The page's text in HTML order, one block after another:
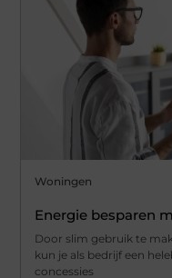
Woningen
Energie besparen
Door slim gebruik te
kun je als bedrijf een
concessies